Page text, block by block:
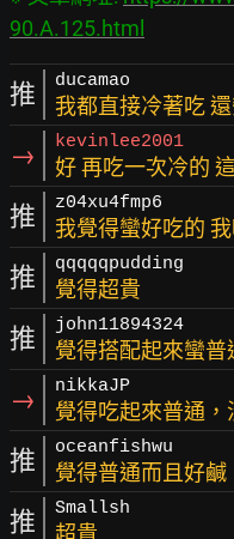
90.A.125.html
推 ducamao
我都直接冷著吃
→ kevinlee2001
好 再吃一次冷的
推 z04xu4fmp6
我覺得蠻好吃的
推 qqqqqpudding
覺得超貴
推 john11894324
覺得搭配起來蠻普
→ nikkaJP
覺得吃起來普通
推 oceanfishwu
覺得普通而且好鹹
推 Smallsh
超貴